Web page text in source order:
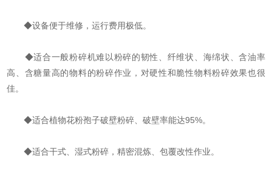
◆设备便于维修，运行费用极低。
◆适合一般粉碎机难以粉碎的韧性、纤维状、海绵状、含油率
高、含糖量高的物料的粉碎作业，对硬性和脆性物料粉碎效果也很
佳。
◆适合植物花粉孢子破壁粉碎、破壁率能达95%。
◆适合干式、湿式粉碎，精密混炼、包覆改性作业。